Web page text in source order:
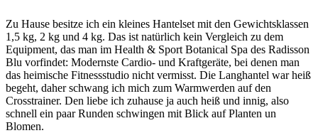
Zu Hause besitze ich ein kleines Hantelset mit den Gewichtsklassen
1,5 kg, 2 kg und 4 kg. Das ist natürlich kein Vergleich zu dem
Equipment, das man im Health & Sport Botanical Spa des Radisson
Blu vorfindet: Modernste Cardio- und Kraftgeräte, bei denen man
das heimische Fitnessstudio nicht vermisst. Die Langhantel war heiß
begeht, daher schwang ich mich zum Warmwerden auf den
Crosstrainer. Den liebe ich zuhause ja auch heiß und innig, also
schnell ein paar Runden schwingen mit Blick auf Planten un
Blomen.